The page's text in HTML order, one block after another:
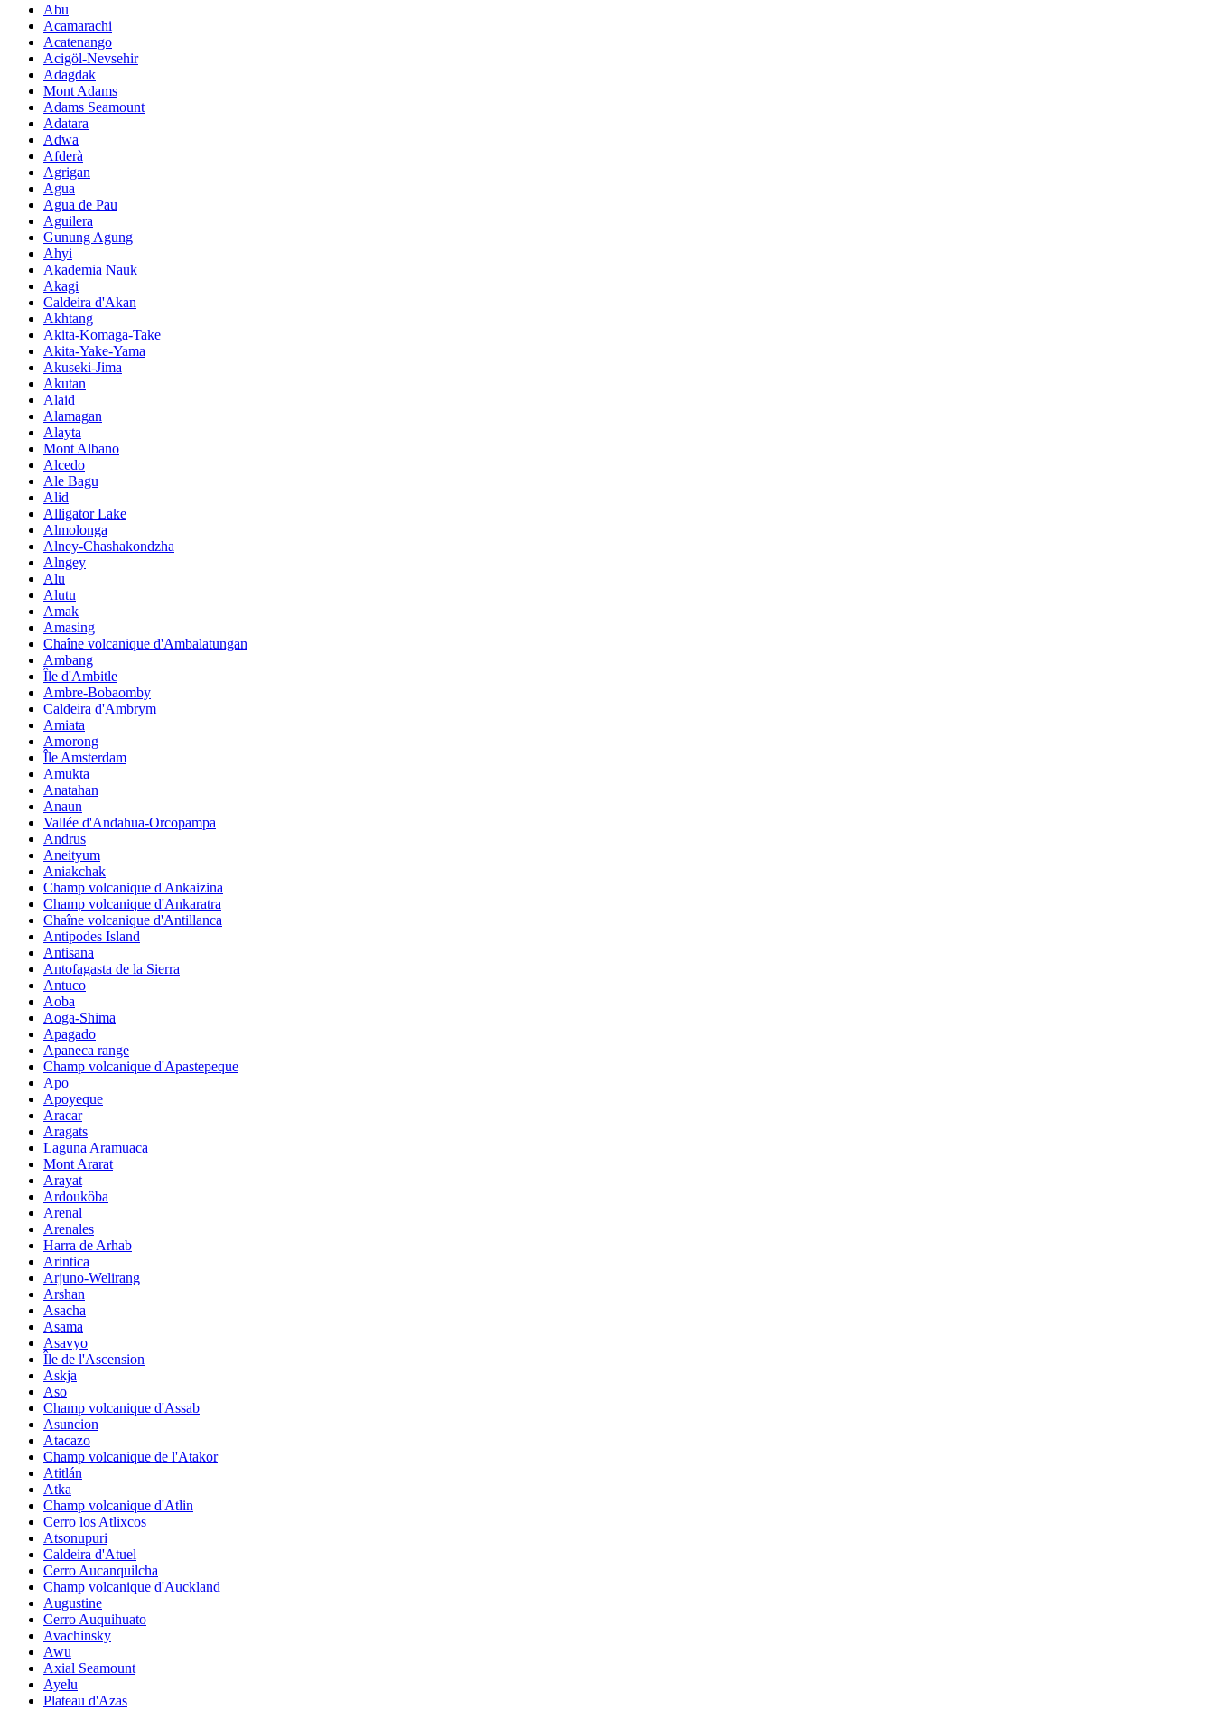
Abu
Acamarachi
Acatenango
Acigöl-Nevsehir
Adagdak
Mont Adams
Adams Seamount
Adatara
Adwa
Afderà
Agrigan
Agua
Agua de Pau
Aguilera
Gunung Agung
Ahyi
Akademia Nauk
Akagi
Caldeira d'Akan
Akhtang
Akita-Komaga-Take
Akita-Yake-Yama
Akuseki-Jima
Akutan
Alaid
Alamagan
Alayta
Mont Albano
Alcedo
Ale Bagu
Alid
Alligator Lake
Almolonga
Alney-Chashakondzha
Alngey
Alu
Alutu
Amak
Amasing
Chaîne volcanique d'Ambalatungan
Ambang
Île d'Ambitle
Ambre-Bobaomby
Caldeira d'Ambrym
Amiata
Amorong
Île Amsterdam
Amukta
Anatahan
Anaun
Vallée d'Andahua-Orcopampa
Andrus
Aneityum
Aniakchak
Champ volcanique d'Ankaizina
Champ volcanique d'Ankaratra
Chaîne volcanique d'Antillanca
Antipodes Island
Antisana
Antofagasta de la Sierra
Antuco
Aoba
Aoga-Shima
Apagado
Apaneca range
Champ volcanique d'Apastepeque
Apo
Apoyeque
Aracar
Aragats
Laguna Aramuaca
Mont Ararat
Arayat
Ardoukôba
Arenal
Arenales
Harra de Arhab
Arintica
Arjuno-Welirang
Arshan
Asacha
Asama
Asavyo
Île de l'Ascension
Askja
Aso
Champ volcanique d'Assab
Asuncion
Atacazo
Champ volcanique de l'Atakor
Atitlán
Atka
Champ volcanique d'Atlin
Cerro los Atlixcos
Atsonupuri
Caldeira d'Atuel
Cerro Aucanquilcha
Champ volcanique d'Auckland
Augustine
Cerro Auquihuato
Avachinsky
Awu
Axial Seamount
Ayelu
Plateau d'Azas